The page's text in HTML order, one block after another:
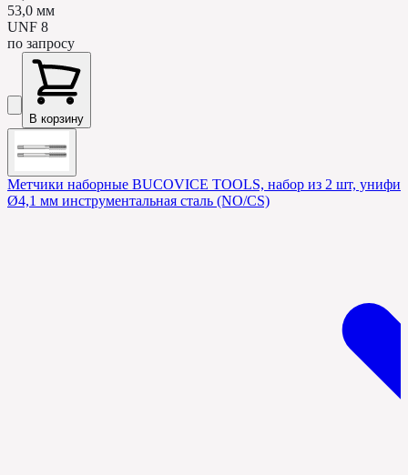
53,0 мм
UNF 8
по запросу
В корзину
Метчики наборные BUCOVICE TOOLS, набор из 2 шт,
Ø4,1 мм инструментальная сталь (NO/CS)